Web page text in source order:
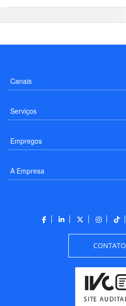
Canais
Serviços
Empregos
A Empresa
CONTATO